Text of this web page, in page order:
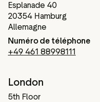
Esplanade 40
20354 Hamburg
Allemagne
Numéro de téléphone
+49 461 88998111
London
5th Floor